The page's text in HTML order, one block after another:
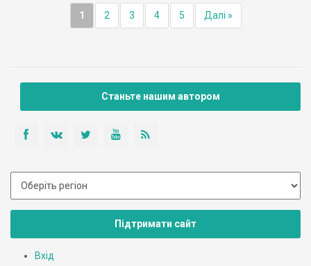
1 2 3 4 5 Далі »
Станьте нашим автором
Підтримати сайт
Вхід